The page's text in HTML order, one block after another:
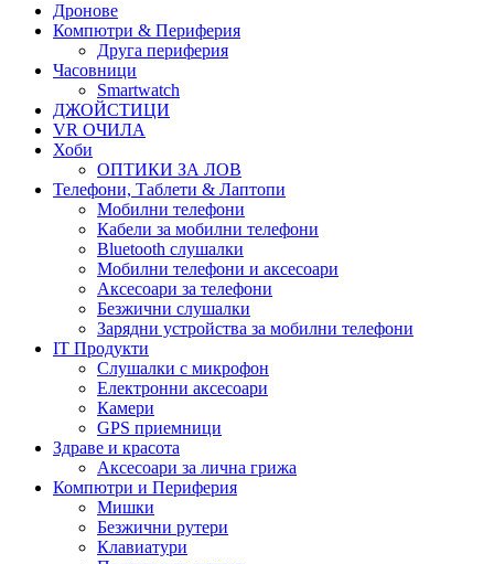
Дронове
Компютри & Периферия
Друга периферия
Часовници
Smartwatch
ДЖОЙСТИЦИ
VR ОЧИЛА
Хоби
ОПТИКИ ЗА ЛОВ
Телефони, Таблети & Лаптопи
Мобилни телефони
Кабели за мобилни телефони
Bluetooth слушалки
Мобилни телефони и аксесоари
Аксесоари за телефони
Безжични слушалки
Зарядни устройства за мобилни телефони
IT Продукти
Слушалки с микрофон
Електронни аксесоари
Камери
GPS приемници
Здраве и красота
Аксесоари за лична грижа
Компютри и Периферия
Мишки
Безжични рутери
Клавиатури